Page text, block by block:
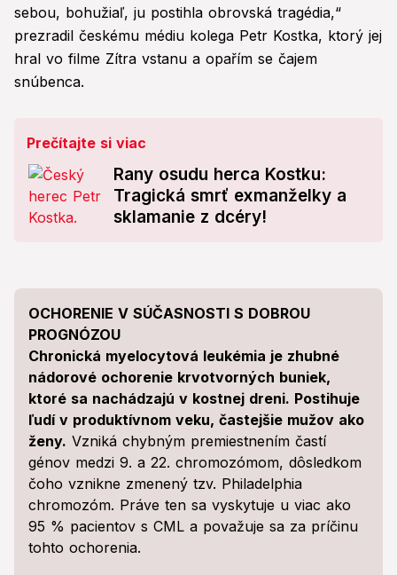
sebou, bohužiaľ, ju postihla obrovská tragédia,“
prezradil českému médiu kolega Petr Kostka, ktorý jej
hral vo filme Zítra vstanu a opařím se čajem
snúbenca.
Prečítajte si viac
Rany osudu herca Kostku:
Tragická smrť exmanželky a
sklamanie z dcéry!
OCHORENIE V SÚČASNOSTI S DOBROU
PROGNÓZOU
Chronická myelocytová leukémia je zhubné
nádorové ochorenie krvotvorných buniek,
ktoré sa nachádzajú v kostnej dreni. Postihuje
ľudí v produktívnom veku, častejšie mužov ako
ženy. Vzniká chybným premiestnením častí
génov medzi 9. a 22. chromozómom, dôsledkom
čoho vznikne zmenený tzv. Philadelphia
chromozóm. Práve ten sa vyskytuje u viac ako
95 % pacientov s CML a považuje sa za príčinu
tohto ochorenia.